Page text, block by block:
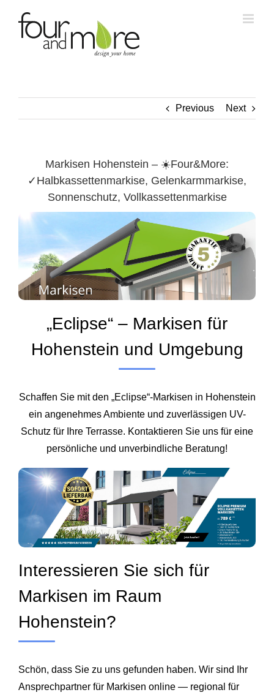
content
Previous Next
Markisen Hohenstein – ☀️Four&More:
✓Halbkassettenmarkise, Gelenkarmmarkise,
Sonnenschutz, Vollkassettenmarkise
„Eclipse“ – Markisen für
Hohenstein und Umgebung
Schaffen Sie mit den „Eclipse“-Markisen in Hohenstein
ein angenehmes Ambiente und zuverlässigen UV-
Schutz für Ihre Terrasse. Kontaktieren Sie uns für eine
persönliche und unverbindliche Beratung!
Interessieren Sie sich für
Markisen im Raum
Hohenstein?
Schön, dass Sie zu uns gefunden haben. Wir sind Ihr
Ansprechpartner für Markisen online — regional für